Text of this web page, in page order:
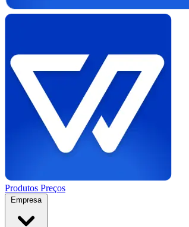
Produtos Preços
Empresa